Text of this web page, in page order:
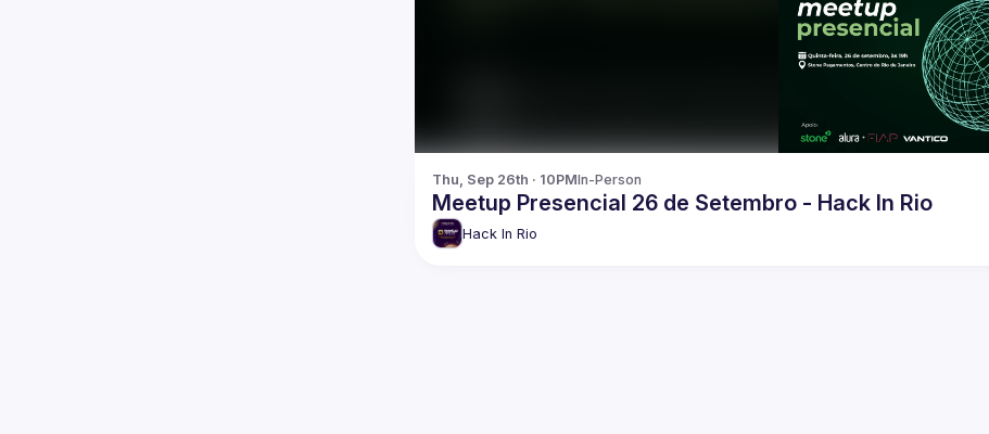
Thu, Sep 26th · 10PMIn-Person
Meetup Presencial 26 de Setembro - Hack In Rio
Hack In Rio